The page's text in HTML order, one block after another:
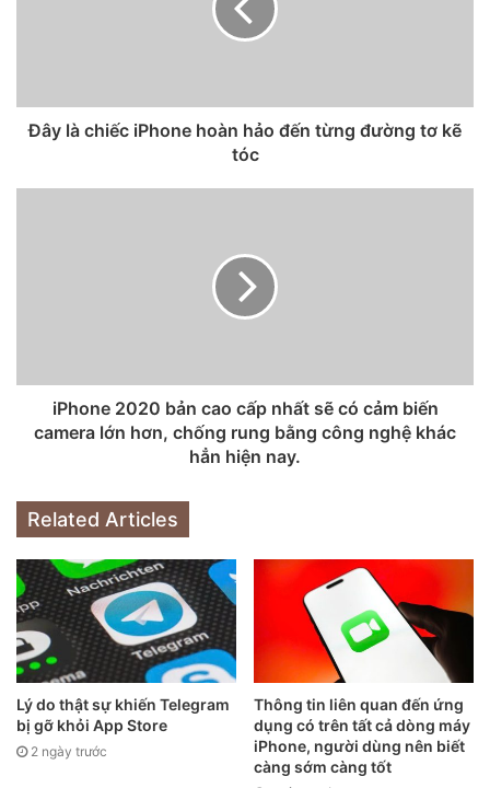
Bức ảnh nhận giải đặc biệt Flying Boys – chụp bằng iPhone
Giải nhất thuộc về Artyom Baryshau đến từ Belarus với bức
ảnh “No Walls”, nơi các đường kẻ xanh mờ dần trên bầu trời
Đây là chiếc iPhone hoàn hảo đến từng đường tơ kẽ
tóc
iPhone 2020 bản cao cấp nhất sẽ có cảm biến
camera lớn hơn, chống rung bằng công nghệ khác
hẳn hiện nay.
Related Articles
Lý do thật sự khiến Telegram
bị gỡ khỏi App Store
2 ngày trước
Thông tin liên quan đến ứng
dụng có trên tất cả dòng máy
iPhone, người dùng nên biết
càng sớm càng tốt